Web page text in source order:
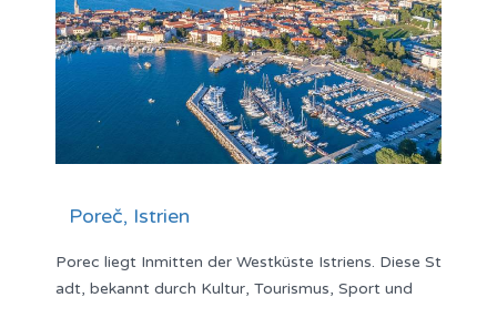
Poreč, Istrien
Porec liegt Inmitten der Westküste Istriens. Diese St
adt, bekannt durch Kultur, Tourismus, Sport und